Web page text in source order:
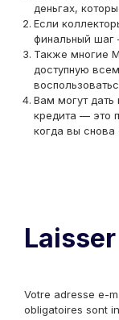
деньгах,
Если
финальный шаг
Также многие
доступную
Вам могут дать
кредита — это
когда вы снова
Votre adresse e-
obligatoires sont